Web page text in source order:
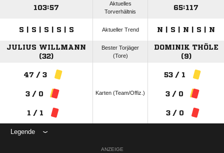
103:57
Aktuelles
Torverhältnis
65:117
S | S | S | S | S Aktueller Trend N | S | N | S | N
JULIUS WILLMANN
(32)
Bester Torjäger
(Tore)
DOMINIK THÖLE
(9)
47 / 3
3 / 0
1 / 1
Karten (Team/Offiz.)
53 / 1
3 / 0
3 / 0
Legende
ANZEIGE